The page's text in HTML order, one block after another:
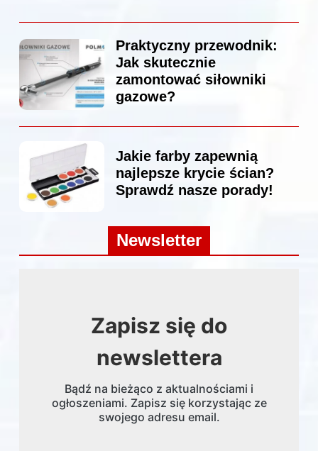
Praktyczny przewodnik:
Jak skutecznie
zamontować siłowniki
gazowe?
Jakie farby zapewnią
najlepsze krycie ścian?
Sprawdź nasze porady!
Newsletter
Zapisz się do
newslettera
Bądź na bieżąco z aktualnościami i
ogłoszeniami. Zapisz się korzystając ze
swojego adresu email.